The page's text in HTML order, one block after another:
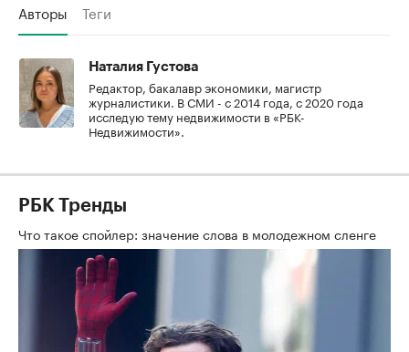
Авторы Теги
Наталия Густова
Редактор, бакалавр экономики, магистр
журналистики. В СМИ - с 2014 года, с 2020 года
исследую тему недвижимости в «РБК-
Недвижимости».
РБК Тренды
Что такое спойлер: значение слова в молодежном сленге